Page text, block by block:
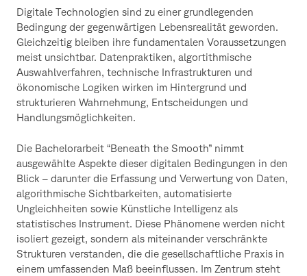
Digitale Technologien sind zu einer grundlegenden
Bedingung der gegenwärtigen Lebensrealität geworden.
Gleichzeitig bleiben ihre fundamentalen Voraussetzungen
meist unsichtbar. Datenpraktiken, algortithmische
Auswahlverfahren, technische Infrastrukturen und
ökonomische Logiken wirken im Hintergrund und
strukturieren Wahrnehmung, Entscheidungen und
Handlungsmöglichkeiten.
Die Bachelorarbeit “Beneath the Smooth” nimmt
ausgewählte Aspekte dieser digitalen Bedingungen in den
Blick – darunter die Erfassung und Verwertung von Daten,
algorithmische Sichtbarkeiten, automatisierte
Ungleichheiten sowie Künstliche Intelligenz als
statistisches Instrument. Diese Phänomene werden nicht
isoliert gezeigt, sondern als miteinander verschränkte
Strukturen verstanden, die die gesellschaftliche Praxis in
einem umfassenden Maß beeinflussen. Im Zentrum steht